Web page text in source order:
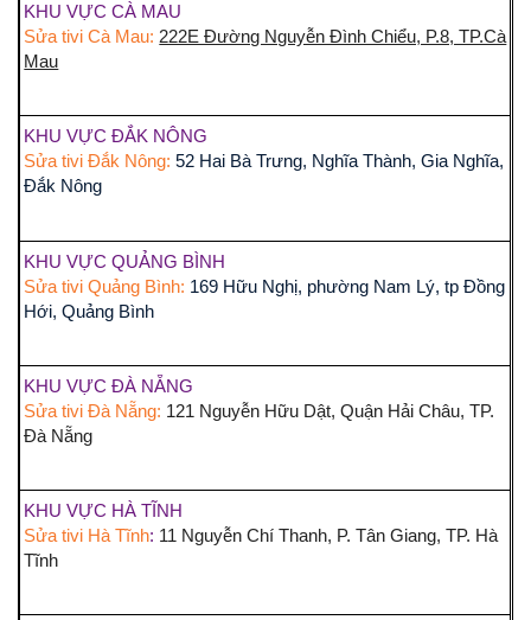
KHU VỰC CÀ MAU
Sửa tivi Cà Mau: 222E Đường Nguyễn Đình Chiểu, P.8, TP.Cà
Mau
KHU VỰC ĐẮK NÔNG
Sửa tivi Đắk Nông: 52 Hai Bà Trưng, Nghĩa Thành, Gia Nghĩa,
Đắk Nông
KHU VỰC QUẢNG BÌNH
Sửa tivi Quảng Bình: 169 Hữu Nghị, phường Nam Lý, tp Đồng
Hới, Quảng Bình
KHU VỰC ĐÀ NẴNG
Sửa tivi Đà Nẵng: 121 Nguyễn Hữu Dật, Quận Hải Châu, TP.
Đà Nẵng
KHU VỰC HÀ TĨNH
Sửa tivi Hà Tĩnh: 11 Nguyễn Chí Thanh, P. Tân Giang, TP. Hà
Tĩnh